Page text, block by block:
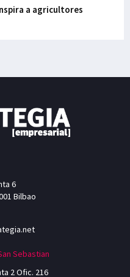
a agricultores
6
Bilbao
Sebastian
2 Ofic. 216